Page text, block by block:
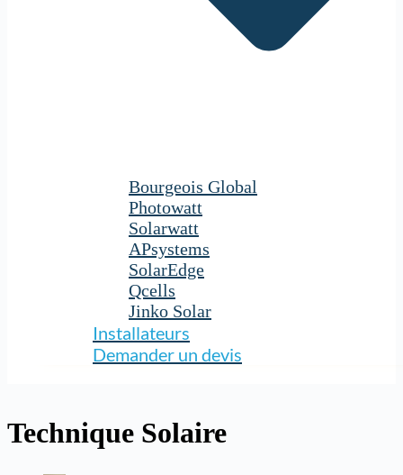
Bourgeois Global
Photowatt
Solarwatt
APsystems
SolarEdge
Qcells
Jinko Solar
Installateurs
Demander un devis
Technique Solaire